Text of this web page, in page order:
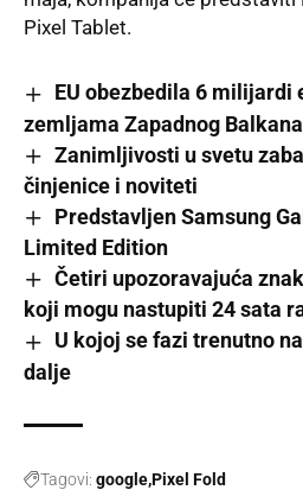
Pixel Tablet.
EU obezbedila 6 milijardi
zemljama Zapadnog Balkana
Zanimljivosti u svetu
činjenice i noviteti
Predstavljen Samsung
Limited Edition
Četiri upozoravajuća
koji mogu nastupiti 24 sata
U kojoj se fazi trenutno
dalje
Tagovi: googlePixel Fold